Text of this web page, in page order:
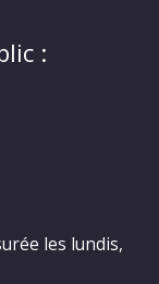
:
les lundis,